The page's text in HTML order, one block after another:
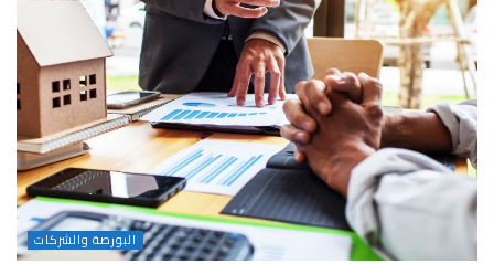
البورصة والشركات